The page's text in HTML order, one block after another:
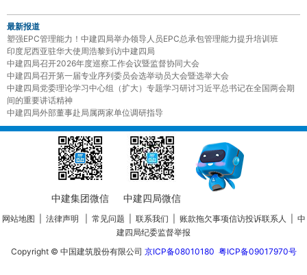
最新报道
塑强EPC管理能力！中建四局举办领导人员EPC总承包管理能力提升培训班
印度尼西亚驻华大使周浩黎到访中建四局
中建四局召开2026年度巡察工作会议暨监督协同大会
中建四局召开第一届专业序列委员会选举动员大会暨选举大会
中建四局党委理论学习中心组（扩大）专题学习研讨习近平总书记在全国两会期
间的重要讲话精神
中建四局外部董事赴局属两家单位调研指导
中建集团微信 中建四局微信
网站地图 法律声明 常见问题 联系我们 账款拖欠事项信访投诉联系人
中
建四局纪委监督举报
Copyright © 中国建筑股份有限公司 京ICP备08010180 粤ICP备09017970号